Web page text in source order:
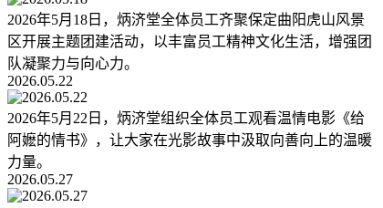
2026年5月18日，炳济堂全体员工齐聚保定曲阳虎山风景
区开展主题团建活动，以丰富员工精神文化生活，增强团
队凝聚力与向心力。
2026.05.22
2026年5月22日，炳济堂组织全体员工观看温情电影《给
阿嬷的情书》，让大家在光影故事中汲取向善向上的温暖
力量。
2026.05.27